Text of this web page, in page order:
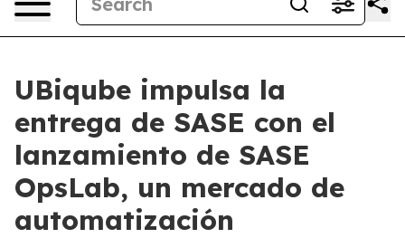
UBiqube impulsa la
entrega de SASE con el
lanzamiento de SASE
OpsLab, un mercado de
automatización